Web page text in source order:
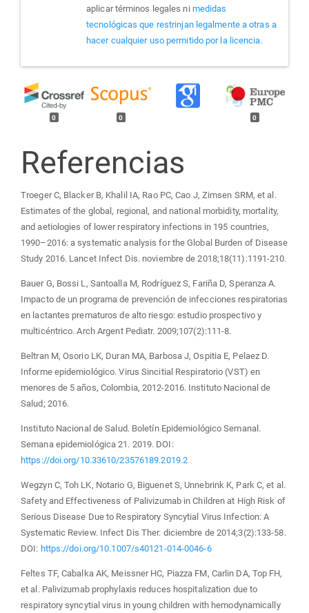
aplicar términos legales ni medidas
tecnológicas que restrinjan legalmente a otras a
hacer cualquier uso permitido por la licencia.
0 0 0
Referencias
Troeger C, Blacker B, Khalil IA, Rao PC, Cao J, Zimsen SRM, et al.
Estimates of the global, regional, and national morbidity, mortality,
and aetiologies of lower respiratory infections in 195 countries,
1990–2016: a systematic analysis for the Global Burden of Disease
Study 2016. Lancet Infect Dis. noviembre de 2018;18(11):1191-210.
Bauer G, Bossi L, Santoalla M, Rodríguez S, Fariña D, Speranza A.
Impacto de un programa de prevención de infecciones respiratorias
en lactantes prematuros de alto riesgo: estudio prospectivo y
multicéntrico. Arch Argent Pediatr. 2009;107(2):111-8.
Beltran M, Osorio LK, Duran MA, Barbosa J, Ospitia E, Pelaez D.
Informe epidemiológico. Virus Sincitial Respiratorio (VST) en
menores de 5 años, Colombia, 2012-2016. Instituto Nacional de
Salud; 2016.
Instituto Nacional de Salud. Boletín Epidemiológico Semanal.
Semana epidemiológica 21. 2019. DOI:
https://doi.org/10.33610/23576189.2019.2
Wegzyn C, Toh LK, Notario G, Biguenet S, Unnebrink K, Park C, et al.
Safety and Effectiveness of Palivizumab in Children at High Risk of
Serious Disease Due to Respiratory Syncytial Virus Infection: A
Systematic Review. Infect Dis Ther. diciembre de 2014;3(2):133-58.
DOI: https://doi.org/10.1007/s40121-014-0046-6
Feltes TF, Cabalka AK, Meissner HC, Piazza FM, Carlin DA, Top FH,
et al. Palivizumab prophylaxis reduces hospitalization due to
respiratory syncytial virus in young children with hemodynamically